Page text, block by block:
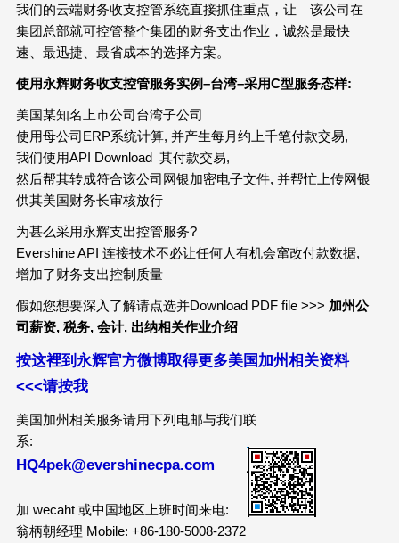
我们的云端财务收支控管系统直接抓住重点，让 该公司在
集团总部就可控管整个集团的财务支出作业，诚然是最快
速、最迅捷、最省成本的选择方案。
使用永辉财务收支控管服务实例–台湾–采用C型服务态样:
美国某知名上市公司台湾子公司
使用母公司ERP系统计算, 并产生每月约上千笔付款交易,
我们使用API Download 其付款交易,
然后帮其转成符合该公司网银加密电子文件, 并帮忙上传网银
供其美国财务长审核放行
为甚么采用永辉支出控管服务?
Evershine API 连接技术不必让任何人有机会窜改付款数据,
增加了财务支出控制质量
假如您想要深入了解请点选并Download PDF file >>> 加州公
司薪资, 税务, 会计, 出纳相关作业介绍
按这裡到永辉官方微博取得更多美国加州相关资料
<<<请按我
美国加州相关服务请用下列电邮与我们联
系:
HQ4pek@evershinecpa.com
加 wecaht 或中国地区上班时间来电:
翁柄朝经理 Mobile: +86-180-5008-2372